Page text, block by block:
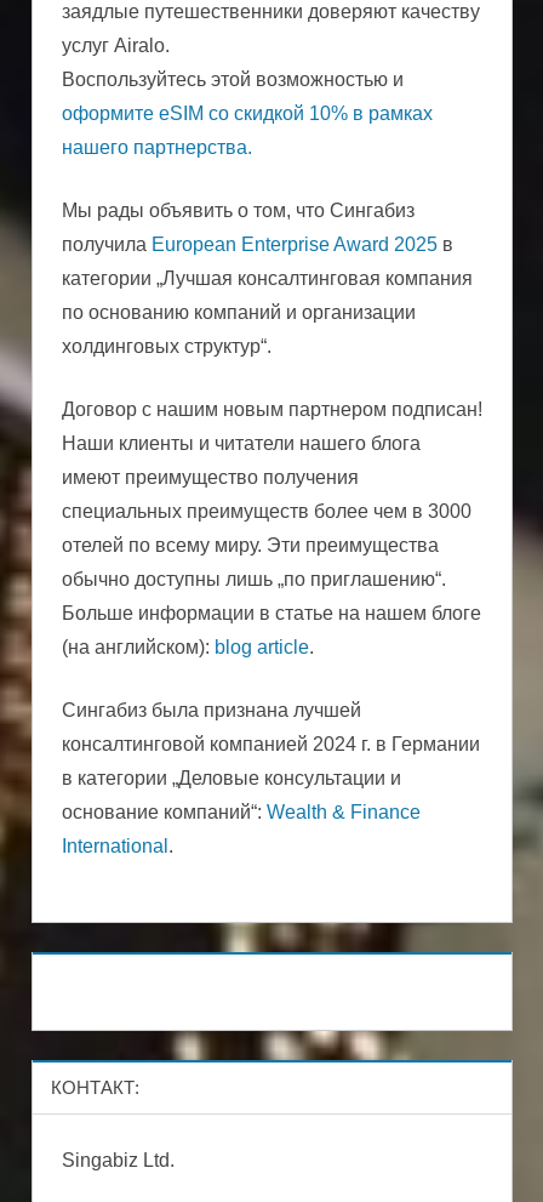
заядлые путешественники доверяют качеству
услуг Airalo.
Воспользуйтесь этой возможностью и
оформите eSIM со скидкой 10% в рамках
нашего партнерства.
Мы рады объявить о том, что Сингабиз
получила European Enterprise Award 2025в
категории „Лучшая консалтинговая компания
по основанию компаний и организации
холдинговых структур“.
Договор с нашим новым партнером подписан!
Наши клиенты и читатели нашего блога
имеют преимущество получения
специальных преимуществ более чем в 3000
отелей по всему миру. Эти преимущества
обычно доступны лишь „по приглашению“.
Больше информации в статье на нашем блоге
(на английском): blog article.
Сингабиз была признана лучшей
консалтинговой компанией 2024 г. в Германии
в категории „Деловые консультации и
основание компаний“: Wealth & Finance
International .
КОНТАКТ:
Singabiz Ltd.